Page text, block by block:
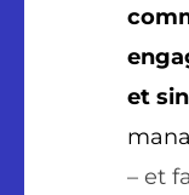
et
– et